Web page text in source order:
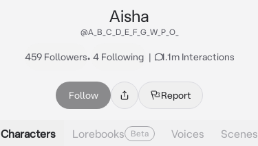
Aisha
@A_B_C_D_E_F_G_W_P_O_
459 Followers• 4 Following | 1.1m Interactions
Follow Report
Characters Lorebooks Beta Voices Scenes